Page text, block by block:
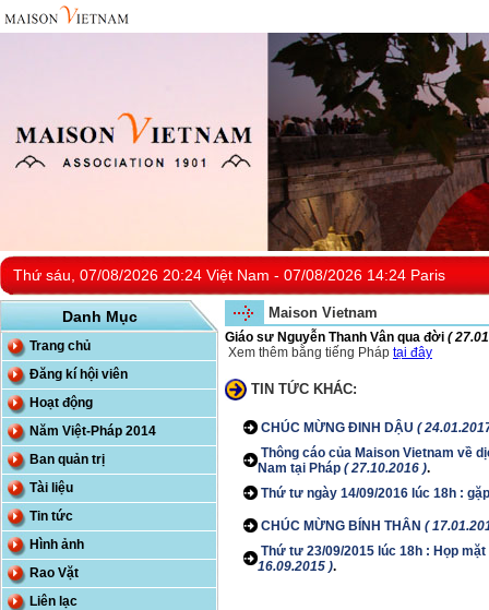
Thứ sáu, 07/08/2026 20:24 Việt Nam - 07/08/2026 14:24 Paris
Danh Mục
Trang chủ
Đăng kí hội viên
Hoạt động
Năm Việt-Pháp 2014
Ban quản trị
Tài liệu
Tin tức
Hình ảnh
Rao Vặt
Liên lạc
Maison Vietnam
Giáo sư Nguyễn Thanh Vân qua đời (
Xem thêm bằng tiếng Pháp tại đây
TIN TỨC KHÁC:
CHÚC MỪNG ĐINH DẬU (
Thông cáo của Maison Vietnam về
Nam tại Pháp ( 27.10.2016 ).
Thứ tư ngày 14/09/2016 lúc 18h :
CHÚC MỪNG BÍNH THÂN (
Thứ tư 23/09/2015 lúc 18h : Họp
16.09.2015 ).